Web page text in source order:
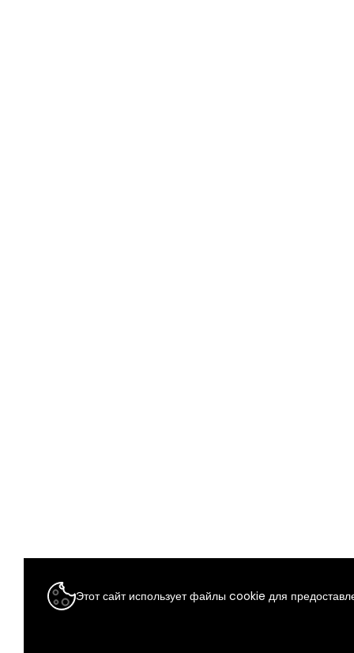
Этот сайт использует файлы cookie для